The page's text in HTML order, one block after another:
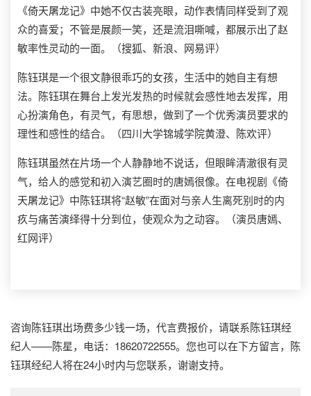
《倚天屠龙记》中她不仅古装亮眼，动作表情同样受到了观
众的喜爱；不管是展颜一笑，还是流泪嘶喊，都展示出了赵
敏率性灵动的一面。（搜狐、新浪、网易评）
陈钰琪是一个很文静很乖巧的女孩，生活中的她自主有想
法。陈钰琪在舞台上发光发热的时候就会感性地去发挥，用
心扮演角色，有灵气，有思想，做到了一个优秀演员要求的
理性和感性的结合。（四川大学锦城学院黄澄、陈欢评）
陈钰琪虽然在片场一个人静静地不说话，但眼眸清澈很有灵
气，给人的感觉和初入演艺圈时的唐嫣很像。在电视剧《倚
天屠龙记》中陈钰琪将“赵敏”在面对与亲人生离死别时的内
疚与痛苦演绎得十分到位，使观众为之动容。（演员唐嫣、
红网评）
咨询陈钰琪出场费多少钱一场，代言费报价，请联系陈钰琪经
纪人——陈星，电话：18620722555。您也可以在下方留言，陈
钰琪经纪人将在24小时内与您联系，谢谢支持。